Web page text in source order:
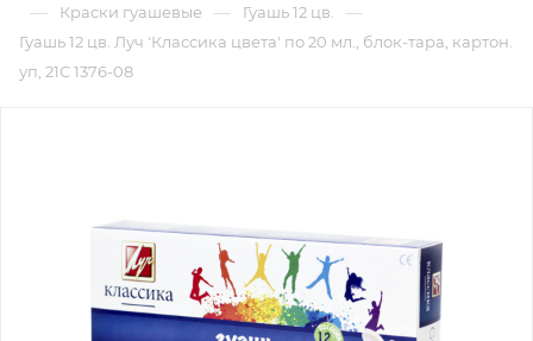
— Краски гуашевые — Гуашь 12 цв. —
Гуашь 12 цв. Луч 'Классика цвета' по 20 мл., блок-тара, картон.
уп, 21С 1376-08